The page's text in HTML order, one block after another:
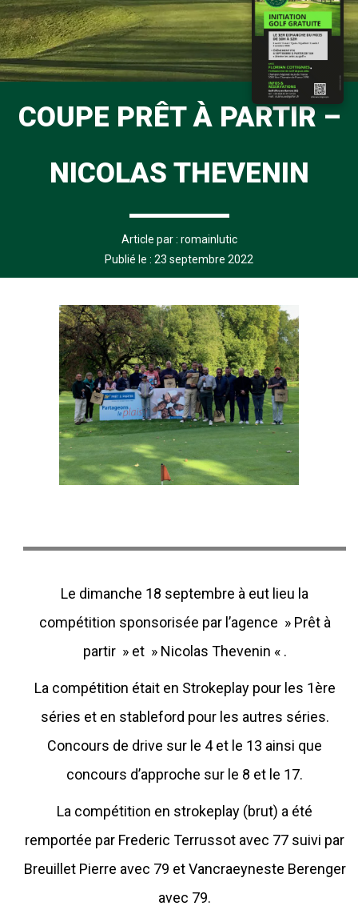
COUPE PRÊT À PARTIR –
NICOLAS THEVENIN
Article par : romainlutic
Publié le : 23 septembre 2022
Le dimanche 18 septembre à eut lieu la
compétition sponsorisée par l’agence » Prêt à
partir » et » Nicolas Thevenin « .
La compétition était en Strokeplay pour les 1ère
séries et en stableford pour les autres séries.
Concours de drive sur le 4 et le 13 ainsi que
concours d’approche sur le 8 et le 17.
La compétition en strokeplay (brut) a été
remportée par Frederic Terrussot avec 77 suivi par
Breuillet Pierre avec 79 et Vancraeyneste Berenger
avec 79.